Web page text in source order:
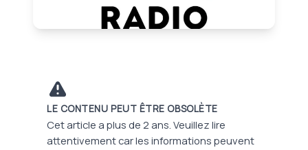
LE CONTENU PEUT ÊTRE OBSOLÈTE
Cet article a plus de 2 ans. Veuillez lire
attentivement car les informations peuvent